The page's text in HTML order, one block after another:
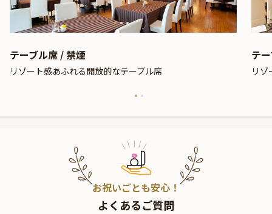
テーブル席 / 禁煙
リゾート感あふれる開放的なテーブル席
テ
リ
お祝いごとも安心！
よくあるご質問